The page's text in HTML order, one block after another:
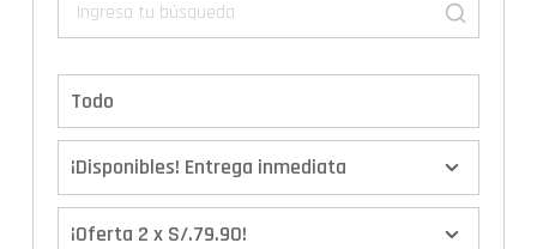
Todo
¡Disponibles! Entrega inmediata
¡Oferta 2 x S/.79.90!